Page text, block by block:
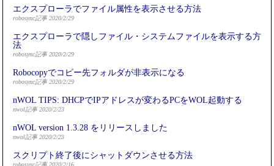
エクスプローラでファイル属性を表示させる方法
robosync記事 2020/2/29
エクスプローラで隠しファイル・システムファイルを表示する方
法
robosync記事 2020/2/29
Robocopyでコピー先フォルダが非表示になる
robosync記事 2020/2/29
nWOL TIPS: DHCPでIPアドレスが変わるPCをWOL起動する
nwol記事 2020/2/23
nWOL version 1.3.28 をリリースしました
nwol記事 2020/2/23
スクリプト終了後にシャットダウンさせる方法
robosync記事 2020/2/16